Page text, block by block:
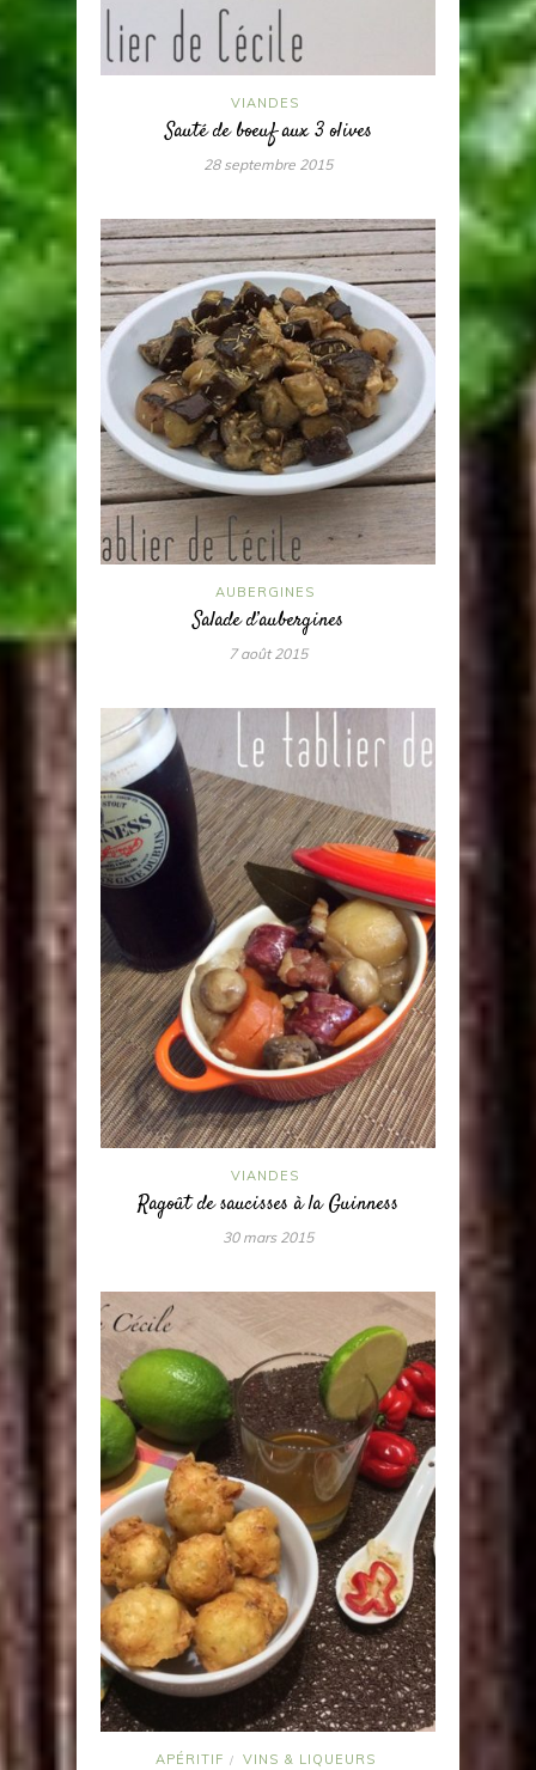
VIANDES
Sauté de boeuf aux 3 olives
28 septembre 2015
AUBERGINES
Salade d’aubergines
7 août 2015
VIANDES
Ragoût de saucisses à la Guinness
30 mars 2015
APÉRITIF / VINS & LIQUEURS